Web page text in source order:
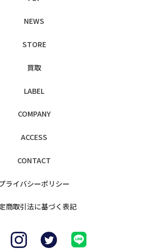
NEWS
STORE
買取
LABEL
COMPANY
ACCESS
CONTACT
ライバシーポリシー
商取引法に基づく表記